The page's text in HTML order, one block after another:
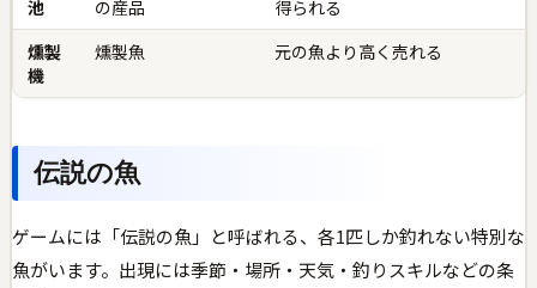
池 の産品
得られる
燻製
機
燻製魚 元の魚より高く売れる
伝説の魚
ゲームには「伝説の魚」と呼ばれる、各1匹しか釣れない特別な
魚がいます。出現には季節・場所・天気・釣りスキルなどの条